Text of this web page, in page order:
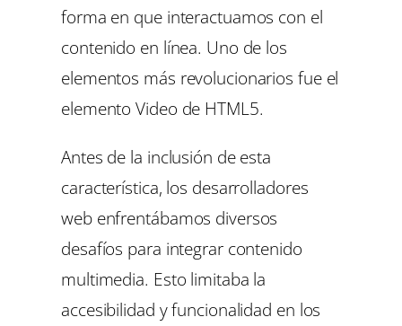
forma en que interactuamos con el
contenido en línea. Uno de los
elementos más revolucionarios fue el
elemento Video de HTML5.
Antes de la inclusión de esta
característica, los desarrolladores
web enfrentábamos diversos
desafíos para integrar contenido
multimedia. Esto limitaba la
accesibilidad y funcionalidad en los